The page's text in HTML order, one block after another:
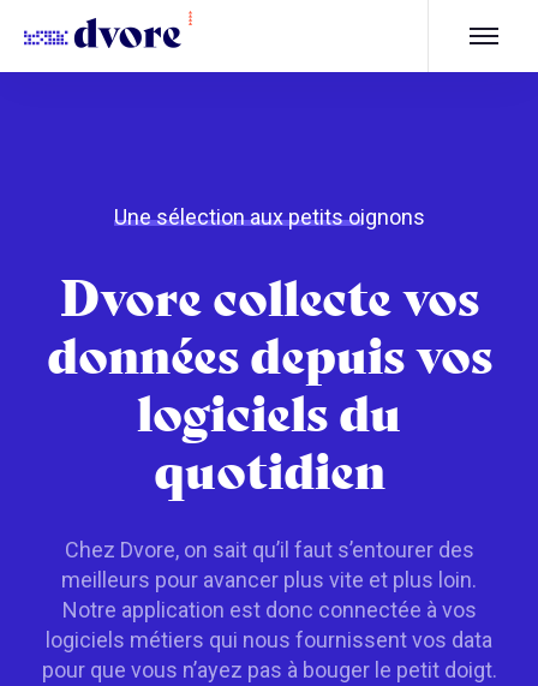
Une sélection aux petits oignons
Dvore collecte vos
données depuis vos
logiciels du
quotidien
Chez Dvore, on sait qu’il faut s’entourer des
meilleurs pour avancer plus vite et plus loin.
Notre application est donc connectée à vos
logiciels métiers qui nous fournissent vos data
pour que vous n’ayez pas à bouger le petit doigt.